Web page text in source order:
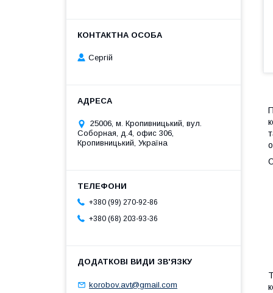
Сергій
25006, м. Кропивницький, вул.
Соборная, д.4, офис 306,
Кропивницький, Україна
+380 (99) 270-92-86
+380 (68) 203-93-36
korobov.avt@gmail.com